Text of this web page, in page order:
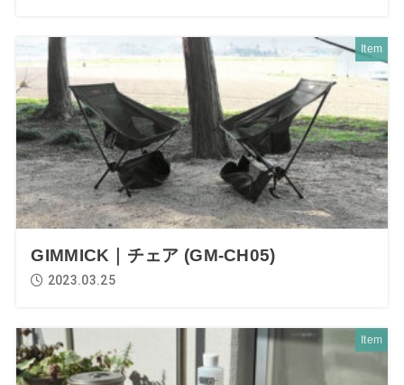
Item
GIMMICK｜チェア (GM-CH05)
2023.03.25
Item